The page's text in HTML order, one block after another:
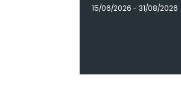
15/06/2026 - 31/08/2026